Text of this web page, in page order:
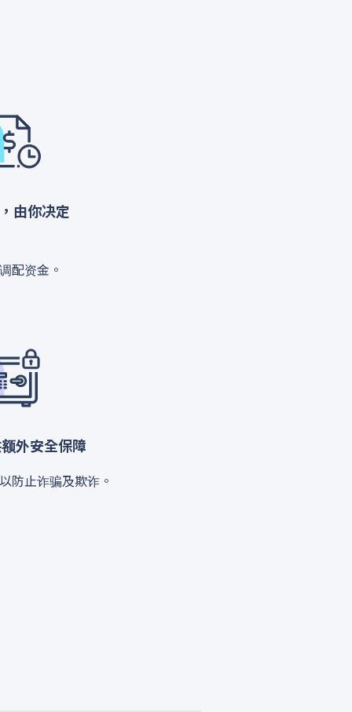
由你决定
配资金。
外安全保障
防止诈骗及欺诈。